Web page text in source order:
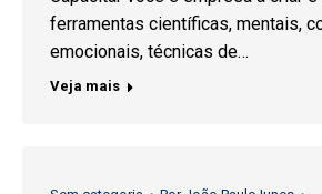
ferramentas científicas, mentais,
emocionais, técnicas de…
Veja mais